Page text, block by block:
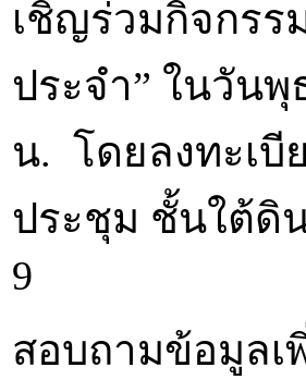
เชิญร่วมกิจก
ประจำ” ในวันพุ
น. โดยลงทะเบี
ประชุม ชั้นใต้ดิ
9
สอบถามข้อมูลเ